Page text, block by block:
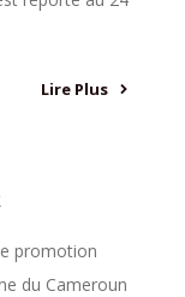
Lire Plus
promotion
du Cameroun